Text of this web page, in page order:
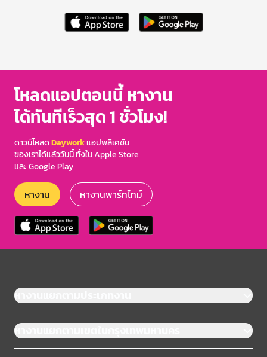
โหลดแอปตอนนี้ หางาน
ได้ทันทีเร็วสุด 1 ชั่วโมง!
ดาวน์โหลดDayworkแอปพลิเคชัน
ของเราได้แล้ววันนี้ ทั้งใน Apple Store
และ Google Play
หางาน หางานพาร์ทไทม์
หางานแยกตามประเภทงาน
หางานแยกตามเขตในกรุงเทพมหานคร